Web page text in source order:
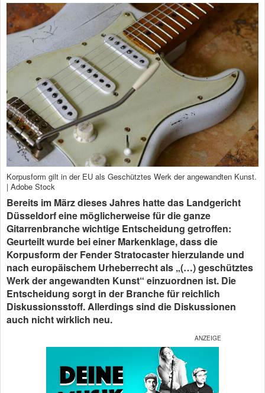
Korpusform gilt in der EU als Geschütztes Werk der angewandten Kunst.
| Adobe Stock
Bereits im März dieses Jahres hatte das Landgericht
Düsseldorf eine möglicherweise für die ganze
Gitarrenbranche wichtige Entscheidung getroffen:
Geurteilt wurde bei einer Markenklage, dass die
Korpusform der Fender Stratocaster hierzulande und
nach europäischem Urheberrecht als „(…) geschütztes
Werk der angewandten Kunst“ einzuordnen ist. Die
Entscheidung sorgt in der Branche für reichlich
Diskussionsstoff. Allerdings sind die Diskussionen
auch nicht wirklich neu.